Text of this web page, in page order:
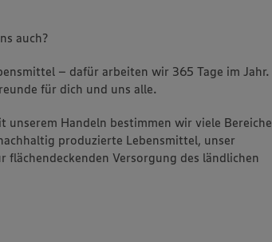
auch?
– dafür arbeiten wir 365 Tage im Jahr.
für dich und uns alle.
Handeln bestimmen wir viele Bereiche
produzierte Lebensmittel, unser
flächendeckenden Versorgung des ländlichen